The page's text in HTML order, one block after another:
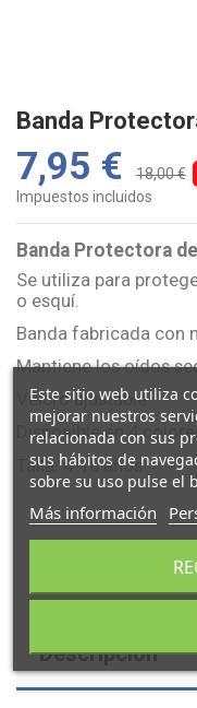
Banda
7,95 € 18,00 €
Impuestos incluidos
Banda Protectora
Se utiliza para
o esquí.
Banda fabricada con
Mantiene los oídos
Velcro ajustable.
Disponible en 4
Talla: 4-10 años
Descripción
Este sitio web utiliza
mejorar nuestros
relacionada con sus
sus hábitos de
sobre su uso pulse el
Más información